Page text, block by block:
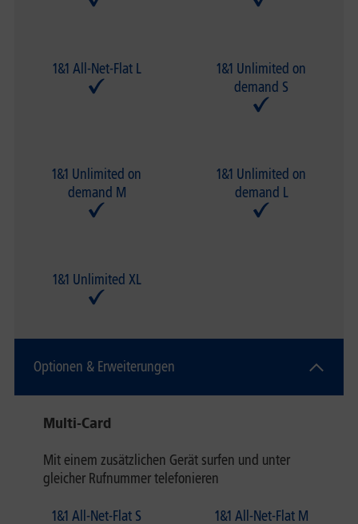
1&1 All-Net-Flat L
1&1 Unlimited on
demand S
1&1 Unlimited on
demand M
1&1 Unlimited on
demand L
1&1 Unlimited XL
Optionen & Erweiterungen
Multi-Card
Mit einem zusätzlichen Gerät surfen und unter
gleicher Rufnummer telefonieren
1&1 All-Net-Flat S
1&1 All-Net-Flat M